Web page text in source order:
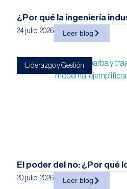
¿Por qué la ingeniería
24 julio, 2026 Leer blog
Liderazgo y Gestión
El poder del no: ¿Por qué
20 julio, 2026 Leer blog